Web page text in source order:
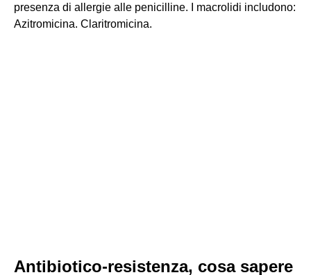
presenza di allergie alle penicilline. I macrolidi includono:
Azitromicina. Claritromicina.
Antibiotico-resistenza, cosa sapere